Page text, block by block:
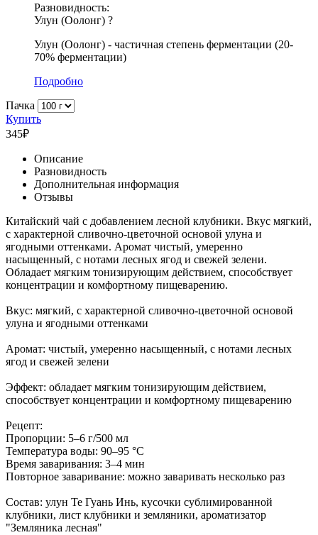
Разновидность:
Улун (Оолонг) ?
Улун (Оолонг) - частичная степень ферментации (20-
70% ферментации)
Подробно
Пачка
Купить
345₽
Описание
Разновидность
Дополнительная информация
Отзывы
Китайский чай с добавлением лесной клубники. Вкус мягкий,
с характерной сливочно-цветочной основой улуна и
ягодными оттенками. Аромат чистый, умеренно
насыщенный, с нотами лесных ягод и свежей зелени.
Обладает мягким тонизирующим действием, способствует
концентрации и комфортному пищеварению.
Вкус: мягкий, с характерной сливочно-цветочной основой
улуна и ягодными оттенками
Аромат: чистый, умеренно насыщенный, с нотами лесных
ягод и свежей зелени
Эффект: обладает мягким тонизирующим действием,
способствует концентрации и комфортному пищеварению
Рецепт:
Пропорции: 5–6 г/500 мл
Температура воды: 90–95 °C
Время заваривания: 3–4 мин
Повторное заваривание: можно заваривать несколько раз
Состав: улун Те Гуань Инь, кусочки сублимированной
клубники, лист клубники и земляники, ароматизатор
"Земляника лесная"